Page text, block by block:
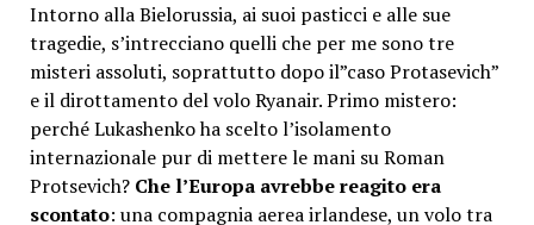
Intorno alla Bielorussia, ai suoi pasticci e alle sue
tragedie, s’intrecciano quelli che per me sono tre
misteri assoluti, soprattutto dopo il”caso Protasevich”
e il dirottamento del volo Ryanair. Primo mistero:
perché Lukashenko ha scelto l’isolamento
internazionale pur di mettere le mani su Roman
Protsevich? Che l’Europa avrebbe reagito era
scontato: una compagnia aerea irlandese, un volo tra